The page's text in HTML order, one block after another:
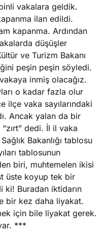
vakalara geldik.
ilan edildi.
kapanma. Ardından
düşüşler
ve Turizm Bakanı
peşin peşin söyledi.
inmiş olacağız.
o kadar fazla olur
ilçe vaka sayılarındaki
Ancak yalan da bir
dedi. İl il vaka
Bakanlığı tablosu
tablosunun
biri, muhtemelen ikisi
üste koyup tek bir
ki! Buradan iktidarın
bir kez daha liyakat.
için bile liyakat gerek.
***